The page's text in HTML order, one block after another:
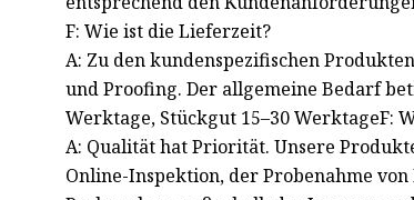
F: Wie ist die Lieferzeit?
A: Zu den kundenspezifischen
und Proofing. Der allgemeine Bedarf
Werktage, Stückgut 15–30 WerktageF:
A: Qualität hat Priorität. Unsere
Online-Inspektion, der Probenahme